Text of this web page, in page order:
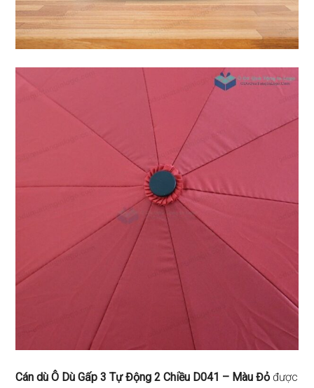
Cán dù Ô Dù Gấp 3 Tự Động 2 Chiều D041 – Màu Đỏđược